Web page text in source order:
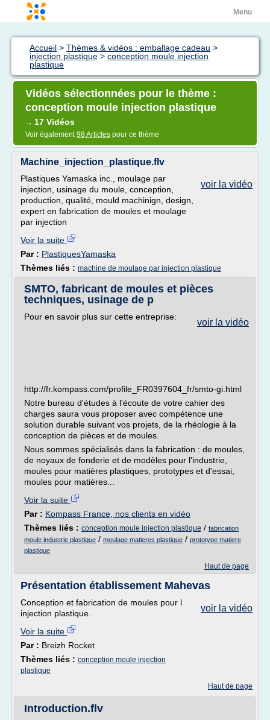
Menu
Accueil > Thèmes & vidéos : emballage cadeau >
injection plastique > conception moule injection
plastique
Vidéos sélectionnées pour le thème :
conception moule injection plastique
→ 17 Vidéos
Voir également98 Articles pour ce thème
Machine_injection_plastique.flv
voir la vidéo
Plastiques Yamaska inc., moulage par
injection, usinage du moule, conception,
production, qualité, mould machinign, design,
expert en fabrication de moules et moulage
par injection
Voir la suite
Par : PlastiquesYamaska
Thèmes liés : machine de moulage par injection plastique
SMTO, fabricant de moules et pièces
techniques, usinage de p
voir la vidéo
Pour en savoir plus sur cette entreprise:
http://fr.kompass.com/profile_FR0397604_fr/smto-gi.html
Notre bureau d'études à l'écoute de votre cahier des
charges saura vous proposer avec compétence une
solution durable suivant vos projets, de la rhéologie à la
conception de pièces et de moules.
Nous sommes spécialisés dans la fabrication : de moules,
de noyaux de fonderie et de modèles pour l'industrie,
moules pour matières plastiques, prototypes et d'essai,
moules pour matières...
Voir la suite
Par : Kompass France, nos clients en vidéo
Thèmes liés : conception moule injection plastique / fabrication
moule industrie plastique / moulage matieres plastique / prototype matiere
plastique
Haut de page
Présentation établissement Mahevas
voir la vidéo
Conception et fabrication de moules pour l
injection plastique.
Voir la suite
Par : Breizh Rocket
Thèmes liés : conception moule injection
plastique
Haut de page
Introduction.flv